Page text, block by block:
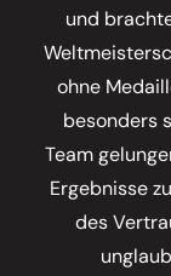
und
ohne
besonders
Team
Ergebnisse
des